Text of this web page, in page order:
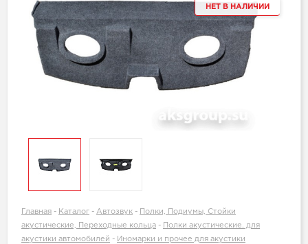
НЕТ В НАЛИЧИИ
Главная - Каталог - Автозвук -
Полки, Подиумы, Стойки
акустические, Переходные кольца -
Полки акустические. для
акустики автомобилей - Иномарки и прочее для акустики